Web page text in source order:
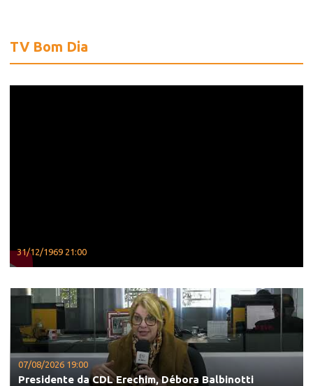
TV Bom Dia
31/12/1969 21:00
07/08/2026 19:00
Presidente da CDL Erechim, Débora Balbinotti